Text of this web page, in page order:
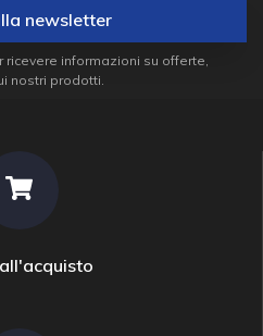
newsletter
informazioni su offerte,
nostri prodotti.